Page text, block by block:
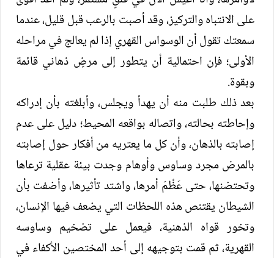
على الانتباه والتركيز، وقد أصبت بالرعب قبل قليل، عندما
سمعتك تقول أن الوسواس القهري إذا لم يعالج في مراحله
الأولى؛ فإن احتمالية أن يتطور إلى مرضٍ ذهاني قائمة
وبقوة.
بعد ذلك طلبت منه أن يهدأ ويجلس، وأبلغته بأن إدراكه
وإحاطته بحالته، واتصاله بواقعه المحيط؛ دليل على عدم
إصابته بالذهان، وأن كل ما يعتريه من أفكار حول إصابته
بالمرض مجرد وساوس وأوهام وجدت بيئة عقلية ترعاها
وتحتضنها، حتى عَظُمَ أمرها، واشتد تأثيرها، وأضفت بأن
الشيطان يقتنص هذه اللحظات التي يضعف فيها الإنسان،
وتخور قواه الذهنية، فيعمل على تضخيم وساوسه
القهرية، ثم قمت بتوجيهه إلى أحد المختصين الأكفاء في